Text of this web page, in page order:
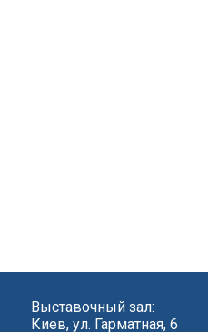
Выставочный зал:
Киев, ул. Гарматная, 6